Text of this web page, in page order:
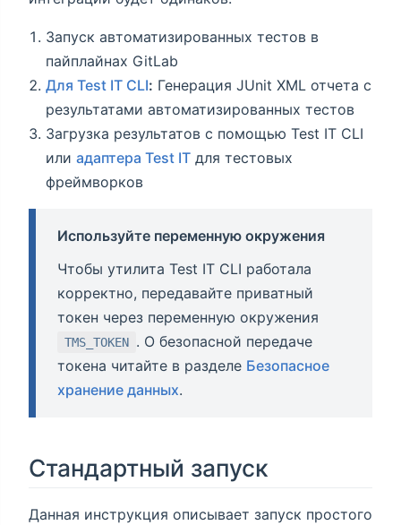
Запуск автоматизированных тестов в
пайплайнах GitLab
Для Test IT CLI: Генерация JUnit XML отчета с
результатами автоматизированных тестов
Загрузка результатов с помощью Test IT CLI
илиадаптера Test IT для тестовых
фреймворков
Используйте переменную окружения
Чтобы утилита Test IT CLI работала
корректно, передавайте приватный
токен через переменную окружения
TMS_TOKEN . О безопасной передаче
токена читайте в разделе Безопасное
хранение данных.
Стандартный запуск
Данная инструкция описывает запуск простого